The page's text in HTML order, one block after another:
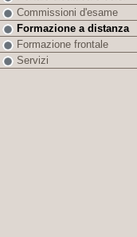
Commissioni d'esame
Formazione a distanza
Formazione frontale
Servizi